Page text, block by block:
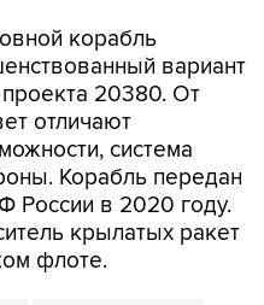
корабль
вариант
20380. От
отличают
система
Корабль передан
в 2020 году.
крылатых ракет
флоте.